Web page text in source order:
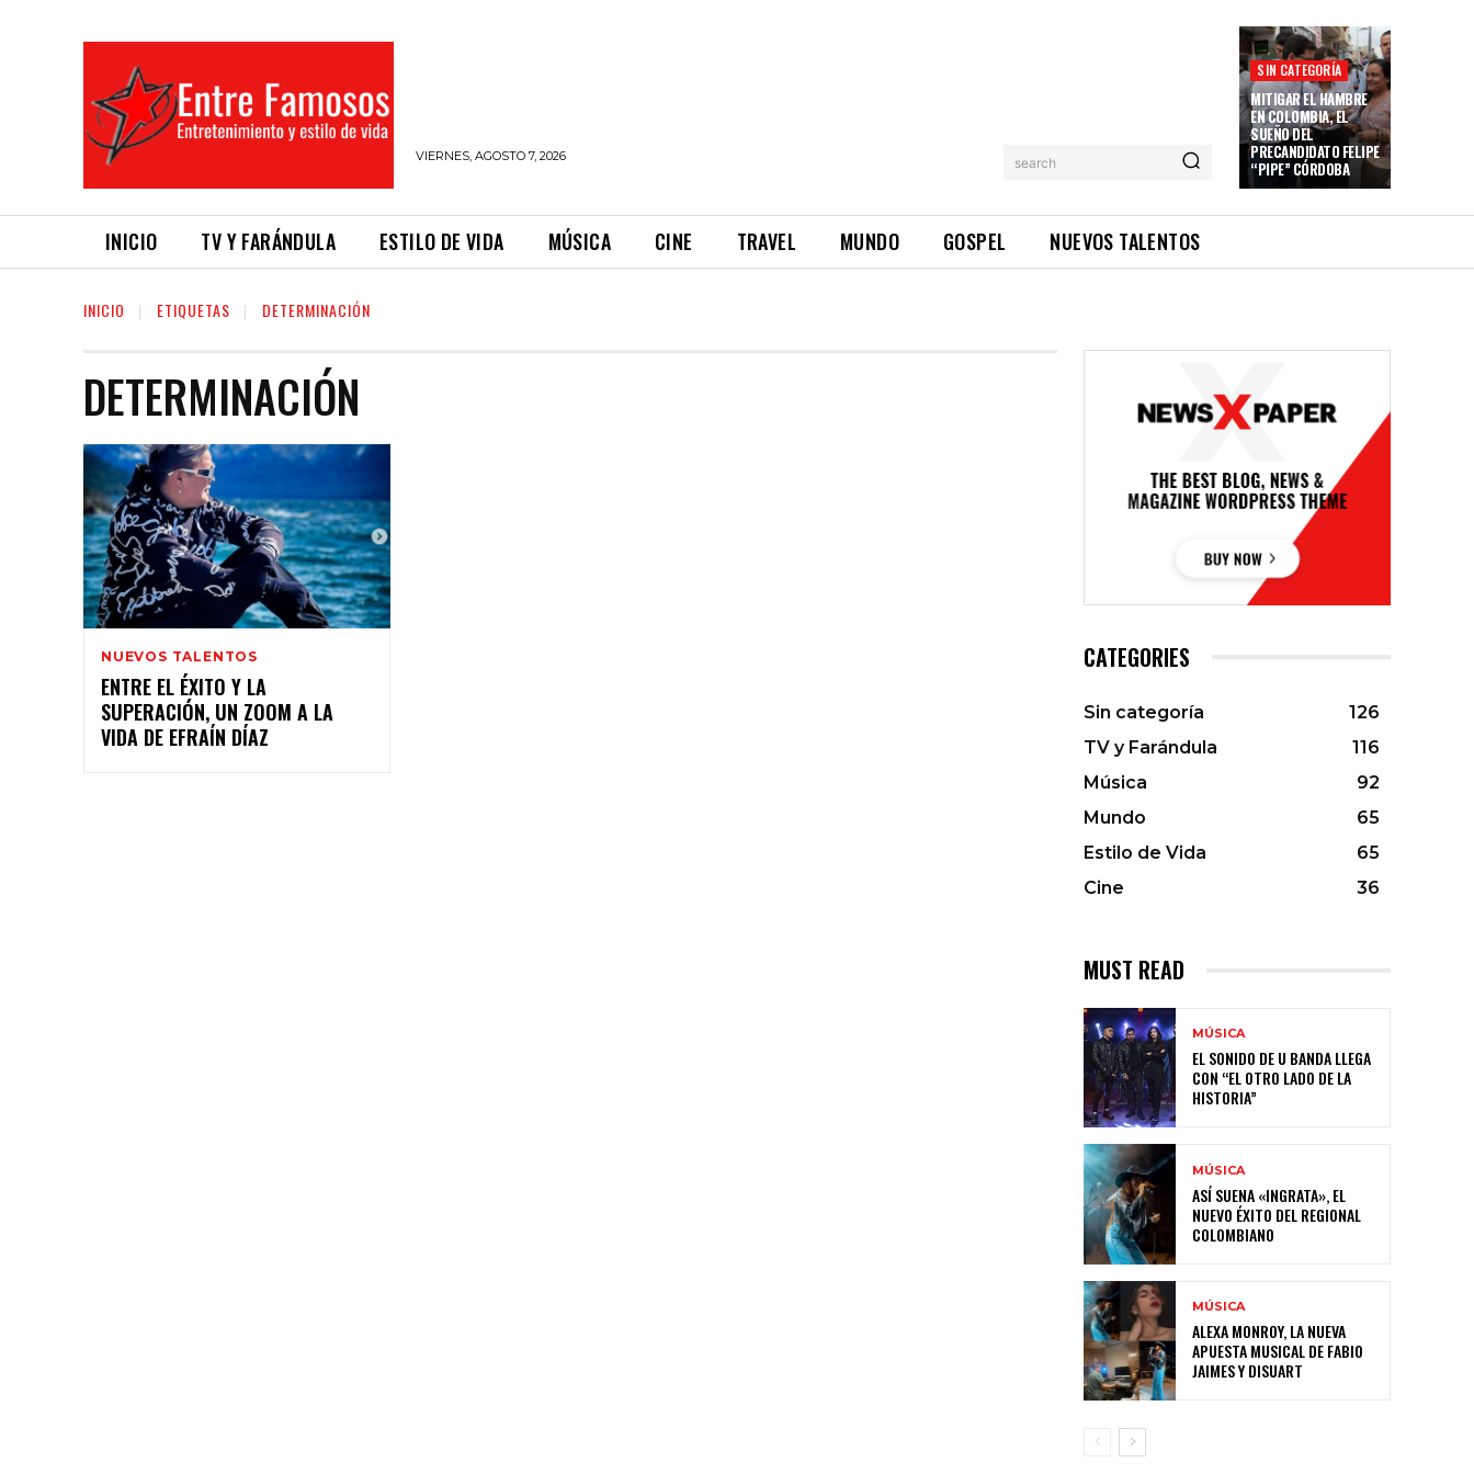
VIERNES, AGOSTO 7, 2026 search
SIN CATEGORÍA
MITIGAR EL HAMBRE
EN COLOMBIA, EL
SUEÑO DEL
PRECANDIDATO FELIPE
“PIPE” CÓRDOBA
INICIO TV Y FARÁNDULA ESTILO DE VIDA MÚSICA CINE TRAVEL MUNDO GOSPEL NUEVOS TALENTOS
INICIO ETIQUETAS DETERMINACIÓN
DETERMINACIÓN
NUEVOS TALENTOS
ENTRE EL ÉXITO Y LA
SUPERACIÓN, UN ZOOM A LA
VIDA DE EFRAÍN DÍAZ
CATEGORIES
Sin categoría
126
TV y Farándula
116
Música
92
Mundo
65
Estilo de Vida
65
Cine
36
MUST READ
MÚSICA
EL SONIDO DE U BANDA LLEGA
CON “EL OTRO LADO DE LA
HISTORIA”
MÚSICA
ASÍ SUENA «INGRATA», EL
NUEVO ÉXITO DEL REGIONAL
COLOMBIANO
MÚSICA
ALEXA MONROY, LA NUEVA
APUESTA MUSICAL DE FABIO
JAIMES Y DISUART